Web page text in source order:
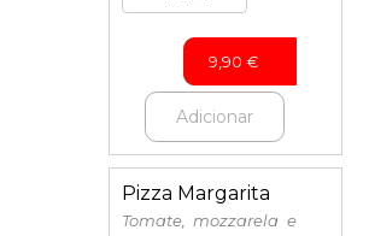
9,90 €
Adicionar
Pizza Margarita
Tomate, mozzarela e